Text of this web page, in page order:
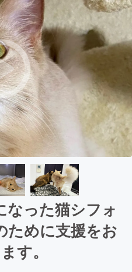
なった猫シフォ
ために支援をお
す。